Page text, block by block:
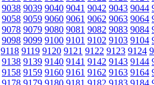
9038 9039 9040 9041 9042 9043 9044
9058 9059 9060 9061 9062 9063 9064
9078 9079 9080 9081 9082 9083 9084
9098 9099 9100 9101 9102 9103 9104
9118 9119 9120 9121 9122 9123 9124
9138 9139 9140 9141 9142 9143 9144
9158 9159 9160 9161 9162 9163 9164
9178 9179 9180 9181 9182 9183 9184